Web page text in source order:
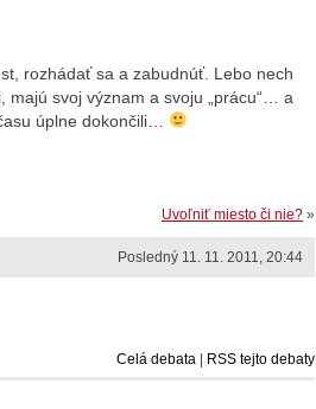
rozhádať sa a zabudnúť. Lebo nech
majú svoj význam a svoju „prácu“… a
úplne dokončili…
Uvoľniť miesto či nie? »
Posledný 11. 11. 2011, 20:44
Celá debata RSS tejto debaty